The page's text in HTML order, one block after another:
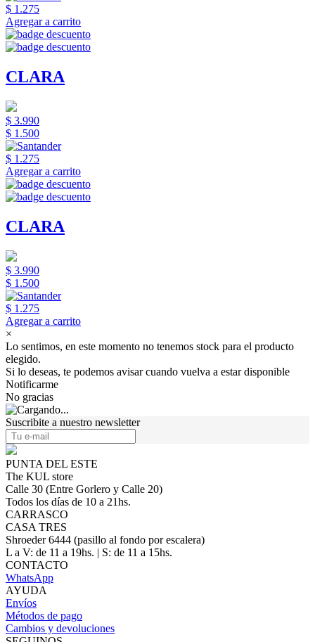
$ 1.275
Agregar a carrito
CLARA
$ 3.990
$ 1.500
$ 1.275
Agregar a carrito
CLARA
$ 3.990
$ 1.500
$ 1.275
Agregar a carrito
×
Lo sentimos, en este momento no tenemos stock para el producto
elegido.
Si lo deseas, te podemos avisar cuando vuelva a estar disponible
Notificarme
No gracias
Suscribite a nuestro newsletter
PUNTA DEL ESTE
The KUL store
Calle 30 (Entre Gorlero y Calle 20)
Todos los días de 10 a 21hs.
CARRASCO
CASA TRES
Shroeder 6444 (pasillo al fondo por escalera)
L a V: de 11 a 19hs. | S: de 11 a 15hs.
CONTACTO
WhatsApp
AYUDA
Envíos
Métodos de pago
Cambios y devoluciones